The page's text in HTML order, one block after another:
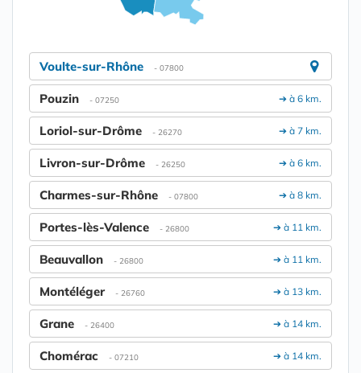
Voulte-sur-Rhône - 07800
➔ à 6 km.
Pouzin - 07250
➔ à 7 km.
Loriol-sur-Drôme - 26270
➔ à 6 km.
Livron-sur-Drôme - 26250
➔ à 8 km.
Charmes-sur-Rhône - 07800
➔ à 11 km.
Portes-lès-Valence - 26800
➔ à 11 km.
Beauvallon - 26800
➔ à 13 km.
Montéléger - 26760
➔ à 14 km.
Grane - 26400
➔ à 14 km.
Chomérac - 07210